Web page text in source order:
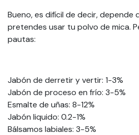
Bueno, es difícil de decir, depende
pretendes usar tu polvo de mica.
pautas:
Jabón de derretir y vertir: 1-3%
Jabón de proceso en frío: 3-5%
Esmalte de uñas: 8-12%
Jabón liquido: 0.2-1%
Bálsamos labiales: 3-5%